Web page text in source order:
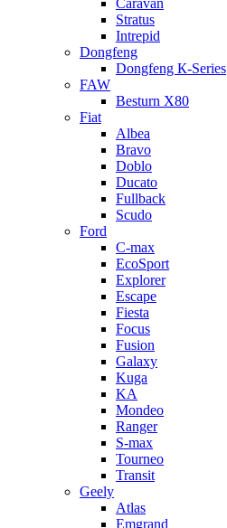
Caravan
Stratus
Intrepid
Dongfeng
Dongfeng К-Series
FAW
Besturn Х80
Fiat
Albea
Bravo
Doblo
Ducato
Fullback
Scudo
Ford
C-max
EcoSport
Explorer
Escape
Fiesta
Focus
Fusion
Galaxy
Kuga
KA
Mondeo
Ranger
S-max
Tourneo
Transit
Geely
Atlas
Emgrand